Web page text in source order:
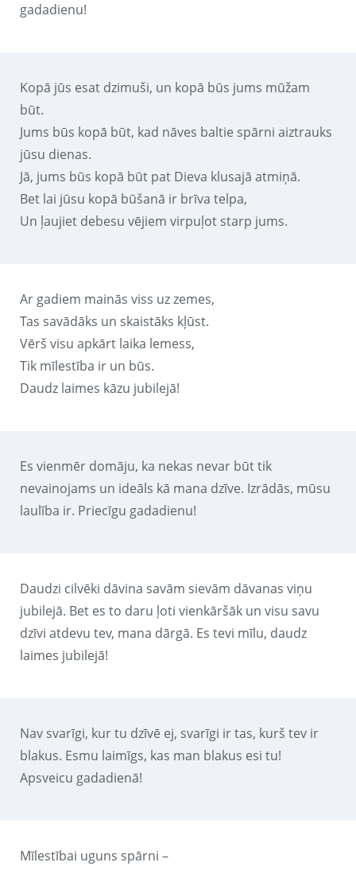
gadadienu!
Kopā jūs esat dzimuši, un kopā būs jums mūžam
būt.
Jums būs kopā būt, kad nāves baltie spārni aiztrauks
jūsu dienas.
Jā, jums būs kopā būt pat Dieva klusajā atmiņā.
Bet lai jūsu kopā būšanā ir brīva telpa,
Un ļaujiet debesu vējiem virpuļot starp jums.
Ar gadiem mainās viss uz zemes,
Tas savādāks un skaistāks kļūst.
Vērš visu apkārt laika lemess,
Tik mīlestība ir un būs.
Daudz laimes kāzu jubilejā!
Es vienmēr domāju, ka nekas nevar būt tik
nevainojams un ideāls kā mana dzīve. Izrādās, mūsu
laulība ir. Priecīgu gadadienu!
Daudzi cilvēki dāvina savām sievām dāvanas viņu
jubilejā. Bet es to daru ļoti vienkāršāk un visu savu
dzīvi atdevu tev, mana dārgā. Es tevi mīlu, daudz
laimes jubilejā!
Nav svarīgi, kur tu dzīvē ej, svarīgi ir tas, kurš tev ir
blakus. Esmu laimīgs, kas man blakus esi tu!
Apsveicu gadadienā!
Mīlestībai uguns spārni –